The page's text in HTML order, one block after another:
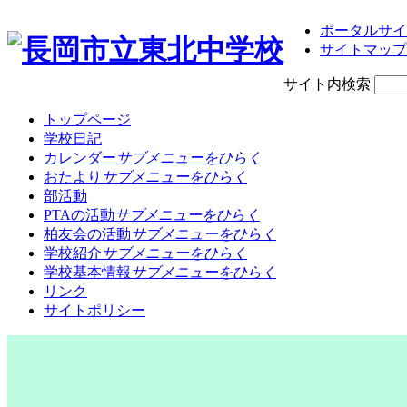
ポータルサ
サイトマップ
サイト内検索
トップページ
学校日記
カレンダーサブメニューをひらく
おたより サブメニューをひらく
部活動
PTAの活動サブメニューをひらく
柏友会の活動サブメニューをひらく
学校紹介サブメニューをひらく
学校基本情報 サブメニューをひらく
リンク
サイトポリシー